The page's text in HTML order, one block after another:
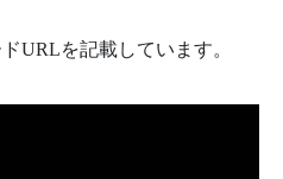
URLを記載しています。